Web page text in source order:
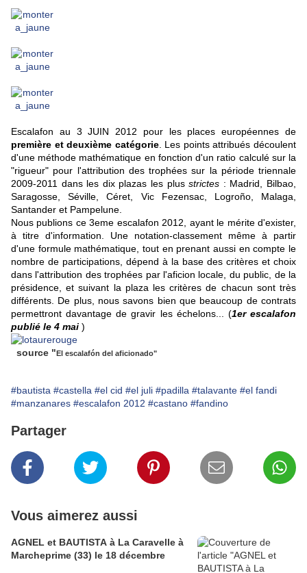
Escalafon au 3 JUIN 2012 pour les places européennes de
première et deuxième catégorie. Les points attribués découlent
d'une méthode mathématique en fonction d'un ratio calculé sur la
"rigueur" pour l'attribution des trophées sur la période triennale
2009-2011 dans les dix plazas les plusstrictes : Madrid, Bilbao,
Saragosse, Séville, Céret, Vic Fezensac, Logroño, Malaga,
Santander et Pampelune.
Nous publions ce 3eme escalafon 2012, ayant le mérite d'exister,
à titre d'information. Une notation-classement même à partir
d'une formule mathématique, tout en prenant aussi en compte le
nombre de participations, dépend à la base des critères et choix
dans l'attribution des trophées par l'aficion locale, du public, de la
présidence, et suivant la plaza les critères de chacun sont très
différents. De plus, nous savons bien que beaucoup de contrats
permettront davantage de gravir les échelons... (1er escalafon
publié le 4 mai )
source "El escalafón del aficionado"
#bautista #castella #el cid #el juli #padilla #talavante #el fandi
#manzanares #escalafon 2012 #castano #fandino
Partager
Vous aimerez aussi
AGNEL et BAUTISTA à La Caravelle à
Marcheprime (33) le 18 décembre